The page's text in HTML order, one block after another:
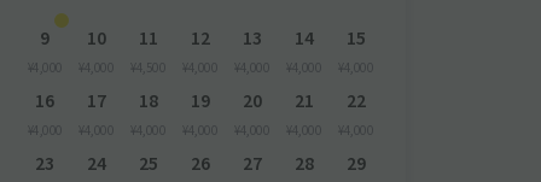
9
¥4,000
10
¥4,000
11
¥4,500
12
¥4,000
13
¥4,000
14
¥4,000
15
¥4,000
16
¥4,000
17
¥4,000
18
¥4,000
19
¥4,000
20
¥4,000
21
¥4,000
22
¥4,000
23 24 25 26 27 28 29